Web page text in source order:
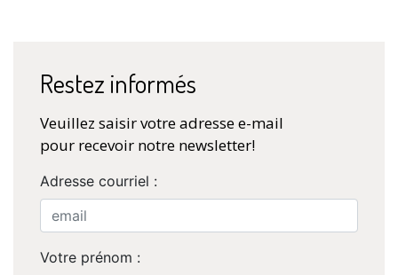
Restez informés
Veuillez saisir votre adresse e-mail
pour recevoir notre newsletter!
Adresse courriel :
Votre prénom :